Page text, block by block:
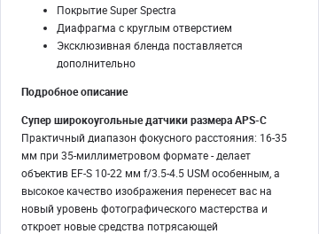
Покрытие Super Spectra
Диафрагма с круглым отверстием
Эксклюзивная бленда поставляется
дополнительно
Подробное описание
Супер широкоугольные датчики размера APS-C
Практичный диапазон фокусного расстояния: 16-35
мм при 35-миллиметровом формате - делает
объектив EF-S 10-22 мм f/3.5-4.5 USM особенным, а
высокое качество изображения перенесет вас на
новый уровень фотографического мастерства и
откроет новые средства потрясающей